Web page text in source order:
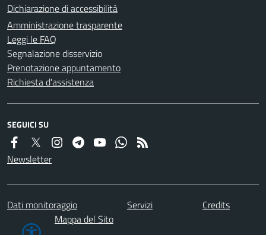
Dichiarazione di accessibilità
Amministrazione trasparente
Leggi le FAQ
Segnalazione disservizio
Prenotazione appuntamento
Richiesta d'assistenza
SEGUICI SU
Newsletter
Dati monitoraggio Servizi
Credits
Mappa del Sito